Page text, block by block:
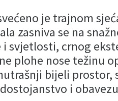
je trajnom
zasniva se na
svjetlosti, crnog
plohe nose težinu
bijeli prostor,
i